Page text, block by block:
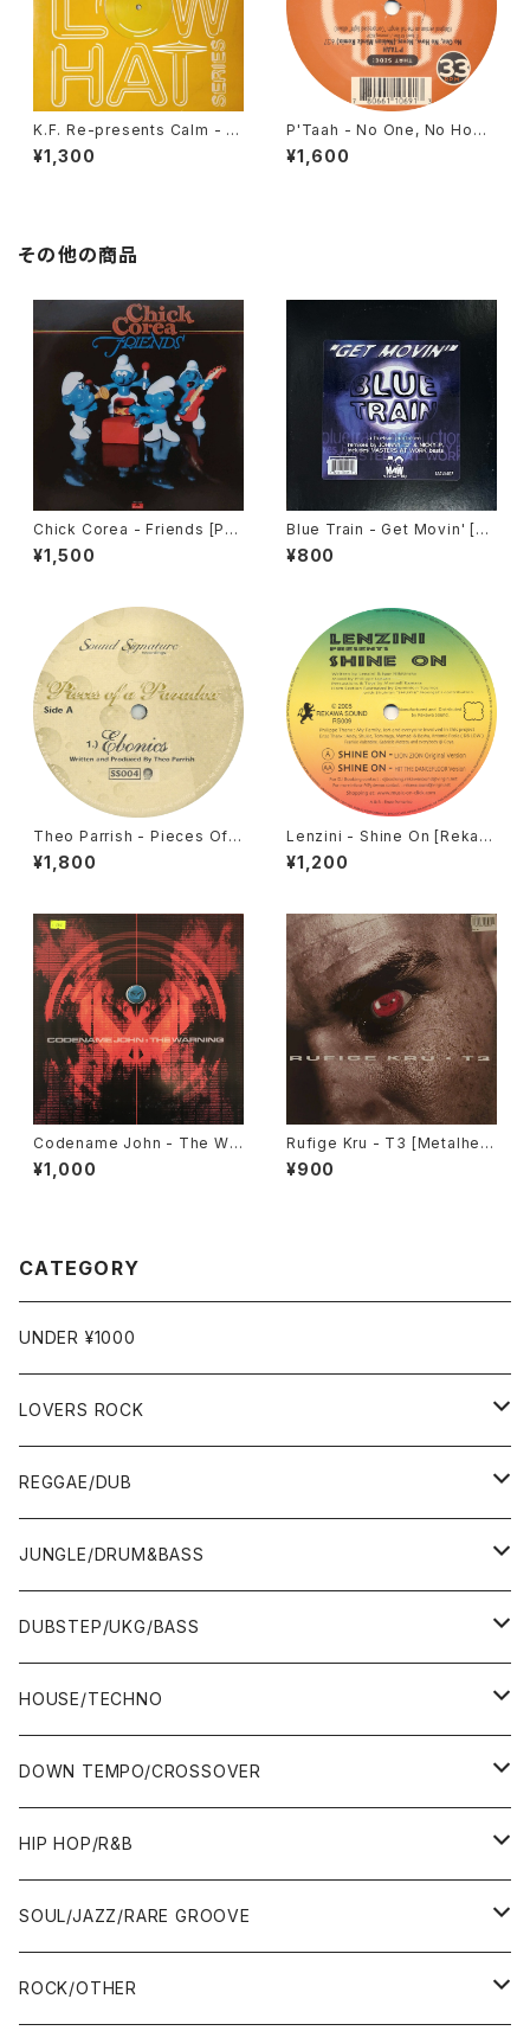
K.F. Re-presents Calm - S
unshower EP [Music Conc
eption / 2005]
¥1,300
P'Taah - No One, No How,
Never [Ubiquity / 2000]
¥1,600
その他の商品
Chick Corea - Friends [Pol
ydor / 1978]
¥1,500
Blue Train - Get Movin' [M
AW / 1997]
¥800
Theo Parrish - Pieces Of A
Paradox [Sound Signature
/ 1998]
¥1,800
Lenzini - Shine On [Rekaw
a Sound / 2005]
¥1,200
Codename John - The War
ning / Structure Of Red [M
etalheadz / 1997]
¥1,000
Rufige Kru - T3 [Metalhea
dz / 1996]
¥900
CATEGORY
UNDER ¥1000
LOVERS ROCK
7"
12"
ALBUM&V.A.
REGGAE/DUB
7"
10"
12"
ALBUM&V.A.
JUNGLE/DRUM&BASS
7"
10"
12"
ALBUM&V.A.
DUBSTEP/UKG/BASS
12"
ALBUM&V.A.
HOUSE/TECHNO
7"
10"
12"
ALBUM&V.A.
DOWN TEMPO/CROSSOVER
7"
12"
ALBUM&V.A.
HIP HOP/R&B
7"
12"
SOUL/JAZZ/RARE GROOVE
7"
ROCK/OTHER